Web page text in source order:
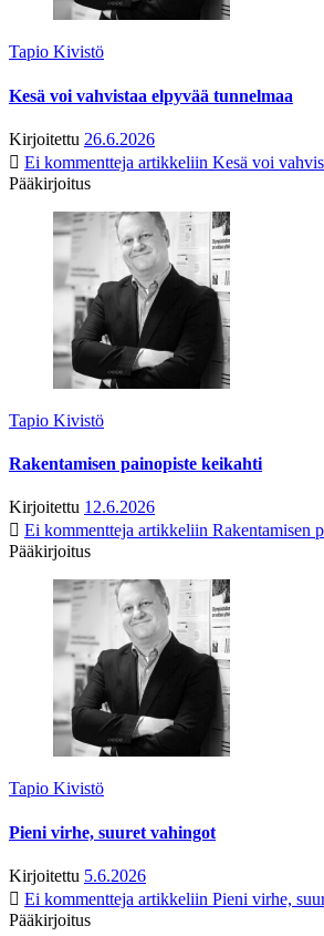
Tapio Kivistö
Kesä voi vahvistaa elpyvää tunnelmaa
Kirjoitettu 26.6.2026
Ei kommentteja artikkeliin Kesä voi
Pääkirjoitus
Tapio Kivistö
Rakentamisen painopiste keikahti
Kirjoitettu 12.6.2026
Ei kommentteja artikkeliin Rakentamisen
Pääkirjoitus
Tapio Kivistö
Pieni virhe, suuret vahingot
Kirjoitettu 5.6.2026
Ei kommentteja artikkeliin Pieni virhe,
Pääkirjoitus